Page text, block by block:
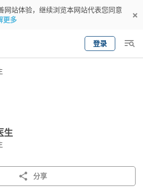
网站体验，继续浏览本网站代表您同意
更多
登录
生
分享